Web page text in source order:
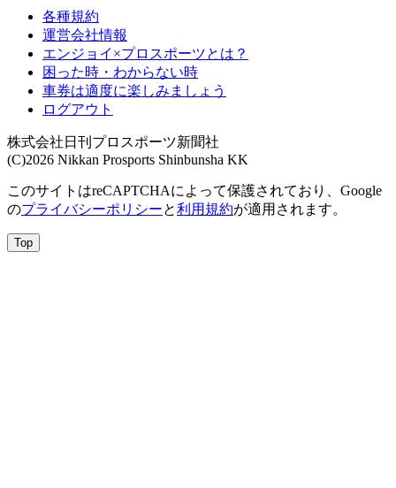
各種規約
運営会社情報
エンジョイ×プロスポーツとは？
困った時・わからない時
車券は適度に楽しみましょう
ログアウト
株式会社日刊プロスポーツ新聞社
(C)2026 Nikkan Prosports Shinbunsha KK
このサイトはreCAPTCHAによって保護されており、Google
のプライバシーポリシーと利用規約が適用されます。
Top